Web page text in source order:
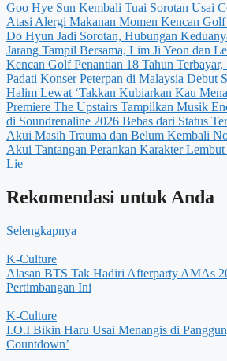
Goo Hye Sun Kembali Tuai Sorotan Usai
Atasi Alergi Makanan Momen Kencan
Do Hyun Jadi Sorotan, Hubungan
Jarang Tampil Bersama, Lim Ji Yeon dan
Kencan GolfPenantian 18 Tahun
Padati Konser Peterpan di Malaysia Debut
Halim Lewat ‘Takkan Kubiarkan Kau
Premiere The Upstairs Tampilkan Musik
di Soundrenaline 2026 Bebas dari Status
Akui Masih Trauma dan Belum Kembali
Akui Tantangan Perankan Karakter
Lie
Rekomendasi untuk Anda
Selengkapnya
K-Culture
Alasan BTS Tak Hadiri Afterparty AMAs
Pertimbangan Ini
K-Culture
I.O.I Bikin Haru Usai Menangis di
Countdown’